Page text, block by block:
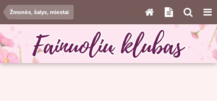
Žmonės, šalys, miestai